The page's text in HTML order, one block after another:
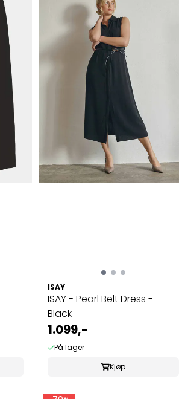
ISAY
ISAY - Pearl Belt Dress -
Black
1.099,-
På lager
Kjøp